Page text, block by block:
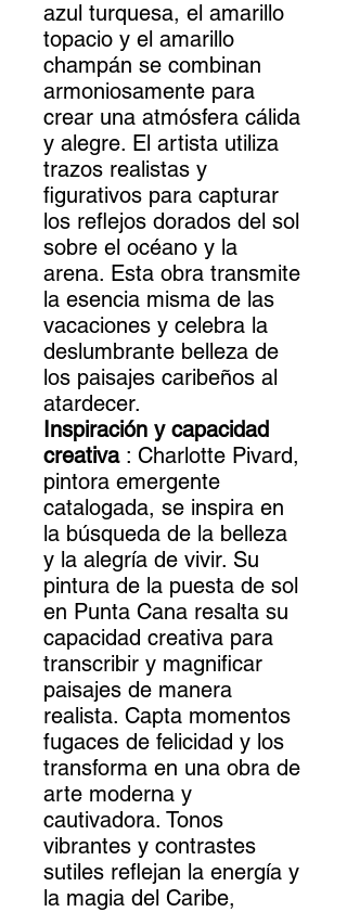
azul turquesa, el amarillo
topacio y el amarillo
champán se combinan
armoniosamente para
crear una atmósfera cálida
y alegre. El artista utiliza
trazos realistas y
figurativos para capturar
los reflejos dorados del sol
sobre el océano y la
arena. Esta obra transmite
la esencia misma de las
vacaciones y celebra la
deslumbrante belleza de
los paisajes caribeños al
atardecer.
Inspiración y capacidad
creativa: Charlotte Pivard,
pintora emergente
catalogada, se inspira en
la búsqueda de la belleza
y la alegría de vivir. Su
pintura de la puesta de sol
en Punta Cana resalta su
capacidad creativa para
transcribir y magnificar
paisajes de manera
realista. Capta momentos
fugaces de felicidad y los
transforma en una obra de
arte moderna y
cautivadora. Tonos
vibrantes y contrastes
sutiles reflejan la energía y
la magia del Caribe,